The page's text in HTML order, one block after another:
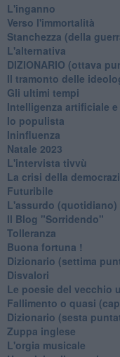
L'inganno
Verso l'immortalità
Stanchezza (della
L'alternativa
​DIZIONARIO (ottava
Il tramonto delle
Gli ultimi tempi
Intelligenza artificiale
Io populista
Ininfluenza
Natale 2023
L'intervista tivvù
La crisi della
Futuribile
L'assurdo (quotidiano)
Il Blog "Sorridendo"
Tolleranza
Buona fortuna !
​Dizionario (settima
Disvalori
Le poesie del vecchio
Fallimento o quasi
Dizionario (sesta
Zuppa inglese
L'orgia musicale